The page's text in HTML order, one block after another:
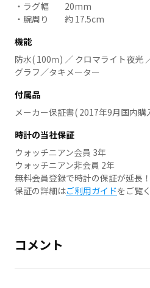
ラグ幅
20mm
腕周り
約 17.5cm
機能
防水( 100ｍ) ／ クロマライト夜光
グラフ／タキメーター
付属品
メーカー保証書( 2017年9月国内
時計の当社保証
ウォッチニアン会員 3年
ウォッチニアン非会員 2年
無料会員登録で時計の保証が延長！
保証の詳細はご利用ガイドをご覧
コメント